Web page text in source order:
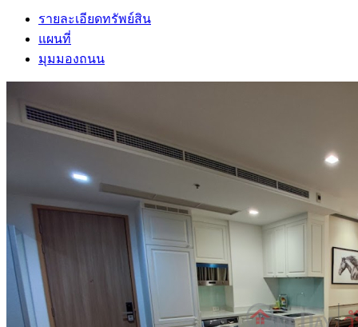
รายละเอียดทรัพย์สิน
แผนที่
มุมมองถนน